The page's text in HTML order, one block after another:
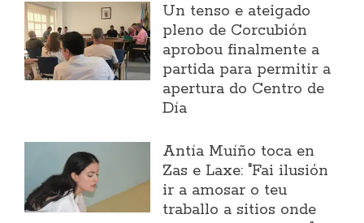
Un tenso e ateigado
pleno de Corcubión
aprobou finalmente a
partida para permitir a
apertura do Centro de
Día
Antía Muíño toca en
Zas e Laxe: "Fai ilusión
ir a amosar o teu
traballo a sitios onde